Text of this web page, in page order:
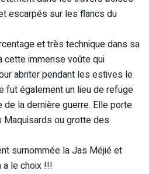
escarpés sur les flancs du
et très technique dans sa
cette immense voûte qui
abriter pendant les estives le
fut également un lieu de refuge
la dernière guerre. Elle porte
ou grotte des
surnommée la Jas Méjié et
le choix !!!